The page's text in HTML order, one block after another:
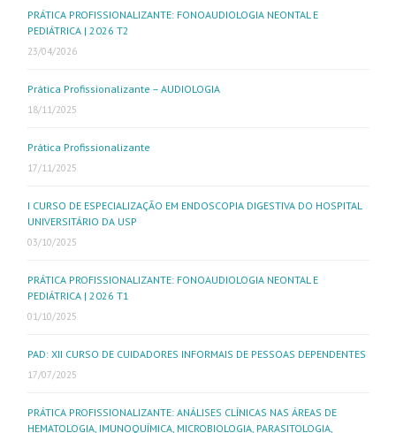
PRÁTICA PROFISSIONALIZANTE: FONOAUDIOLOGIA NEONTAL E
PEDIÁTRICA | 2026 T2
23/04/2026
Prática Profissionalizante – AUDIOLOGIA
18/11/2025
Prática Profissionalizante
17/11/2025
I CURSO DE ESPECIALIZAÇÃO EM ENDOSCOPIA DIGESTIVA DO HOSPITAL
UNIVERSITÁRIO DA USP
03/10/2025
PRÁTICA PROFISSIONALIZANTE: FONOAUDIOLOGIA NEONTAL E
PEDIÁTRICA | 2026 T1
01/10/2025
PAD: XII CURSO DE CUIDADORES INFORMAIS DE PESSOAS DEPENDENTES
17/07/2025
PRÁTICA PROFISSIONALIZANTE: ANÁLISES CLÍNICAS NAS ÁREAS DE
HEMATOLOGIA, IMUNOQUÍMICA, MICROBIOLOGIA, PARASITOLOGIA,